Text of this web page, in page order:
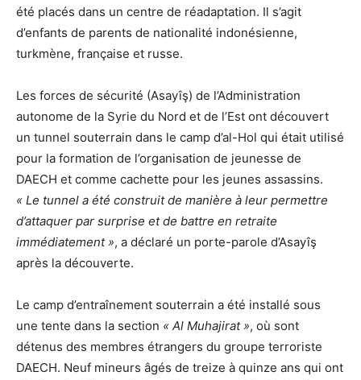
été placés dans un centre de réadaptation. Il s’agit
d’enfants de parents de nationalité indonésienne,
turkmène, française et russe.
Les forces de sécurité (Asayîş) de l’Administration
autonome de la Syrie du Nord et de l’Est ont découvert
un tunnel souterrain dans le camp d’al-Hol qui était utilisé
pour la formation de l’organisation de jeunesse de
DAECH et comme cachette pour les jeunes assassins.
« Le tunnel a été construit de manière à leur permettre
d’attaquer par surprise et de battre en retraite
immédiatement », a déclaré un porte-parole d’Asayîş
après la découverte.
Le camp d’entraînement souterrain a été installé sous
une tente dans la section « Al Muhajirat », où sont
détenus des membres étrangers du groupe terroriste
DAECH. Neuf mineurs âgés de treize à quinze ans qui ont